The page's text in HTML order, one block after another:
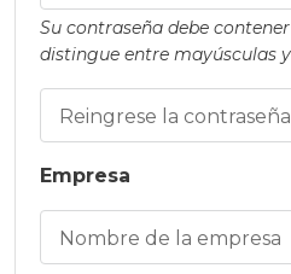
Su contraseña debe
distingue entre mayúsculas
Reingrese la contraseña
Empresa
Nombre de la empresa